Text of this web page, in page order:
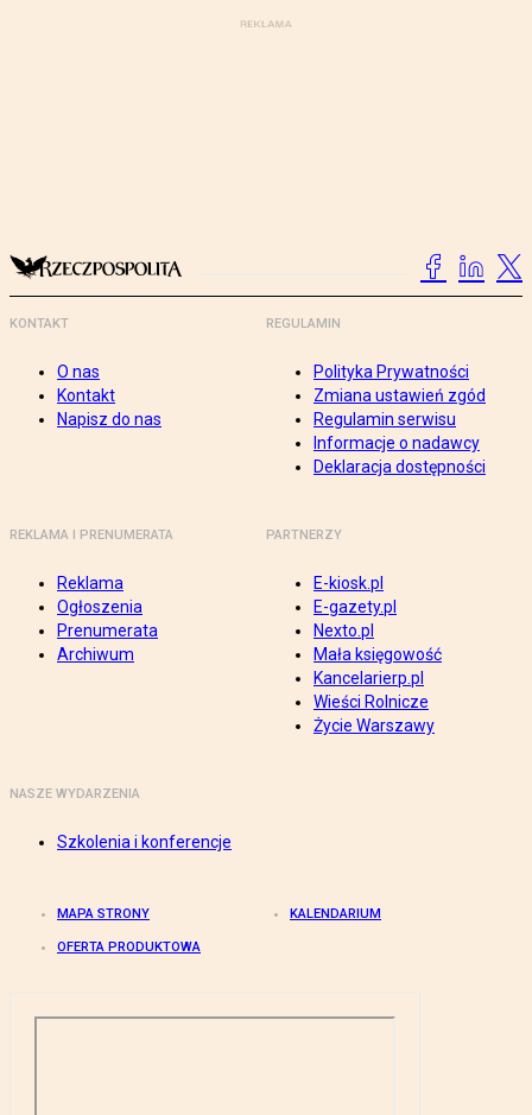
KONTAKT
O nas
Kontakt
Napisz do nas
REGULAMIN
Polityka Prywatności
Zmiana ustawień zgód
Regulamin serwisu
Informacje o nadawcy
Deklaracja dostępności
REKLAMA I PRENUMERATA
Reklama
Ogłoszenia
Prenumerata
Archiwum
PARTNERZY
E-kiosk.pl
E-gazety.pl
Nexto.pl
Mała księgowość
Kancelarierp.pl
Wieści Rolnicze
Życie Warszawy
NASZE WYDARZENIA
Szkolenia i konferencje
MAPA STRONY KALENDARIUM
OFERTA PRODUKTOWA